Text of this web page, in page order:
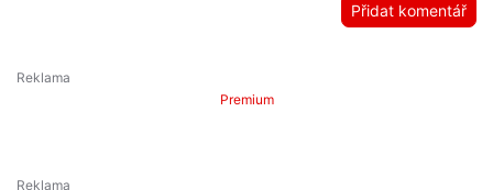
Přidat komentář
Premium